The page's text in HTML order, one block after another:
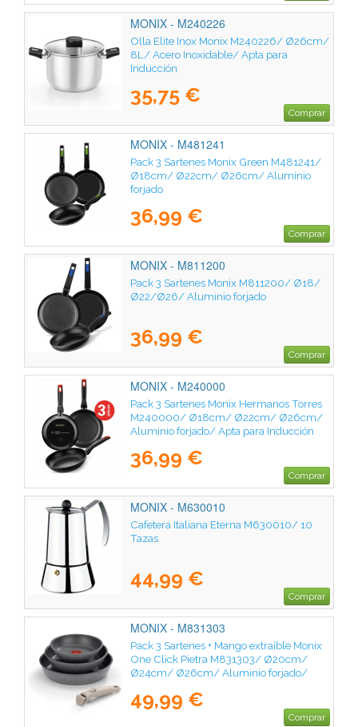
MONIX - M240226
Olla Elite Inox Monix M240226/ Ø26cm/
8L/ Acero Inoxidable/ Apta para
Inducción
35,75 €
Comprar
MONIX - M481241
Pack 3 Sartenes Monix Green M481241/
Ø18cm/ Ø22cm/ Ø26cm/ Aluminio
forjado
36,99 €
Comprar
MONIX - M811200
Pack 3 Sartenes Monix M811200/ Ø18/
Ø22/Ø26/ Aluminio forjado
36,99 €
Comprar
MONIX - M240000
Pack 3 Sartenes Monix Hermanos Torres
M240000/ Ø18cm/ Ø22cm/ Ø26cm/
Aluminio forjado/ Apta para Inducción
36,99 €
Comprar
MONIX - M630010
Cafetera Italiana Eterna M630010/ 10
Tazas
44,99 €
Comprar
MONIX - M831303
Pack 3 Sartenes + Mango extraíble Monix
One Click Pietra M831303/ Ø20cm/
Ø24cm/ Ø26cm/ Aluminio forjado/
49,99 €
Comprar